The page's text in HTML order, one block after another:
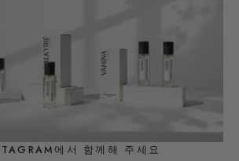
에서 함께해 주세요